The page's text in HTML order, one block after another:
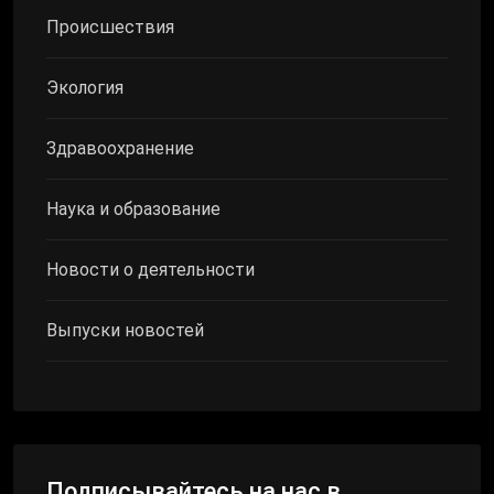
Происшествия
Экология
Здравоохранение
Наука и образование
Новости о деятельности
Выпуски новостей